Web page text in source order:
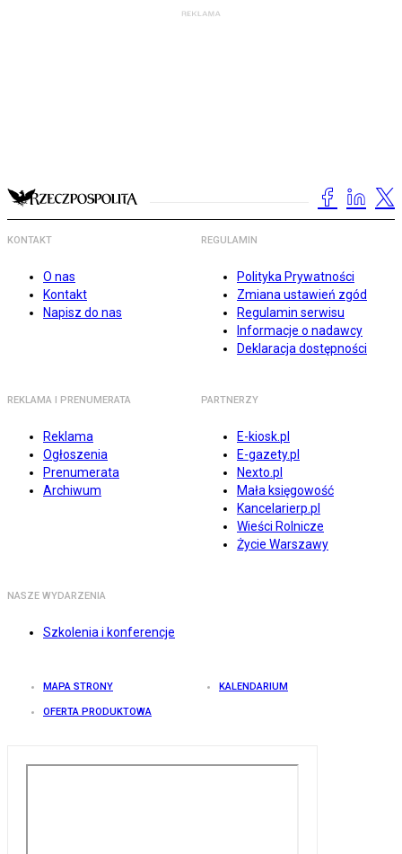
KONTAKT
O nas
Kontakt
Napisz do nas
REGULAMIN
Polityka Prywatności
Zmiana ustawień zgód
Regulamin serwisu
Informacje o nadawcy
Deklaracja dostępności
REKLAMA I PRENUMERATA
Reklama
Ogłoszenia
Prenumerata
Archiwum
PARTNERZY
E-kiosk.pl
E-gazety.pl
Nexto.pl
Mała księgowość
Kancelarierp.pl
Wieści Rolnicze
Życie Warszawy
NASZE WYDARZENIA
Szkolenia i konferencje
MAPA STRONY KALENDARIUM
OFERTA PRODUKTOWA